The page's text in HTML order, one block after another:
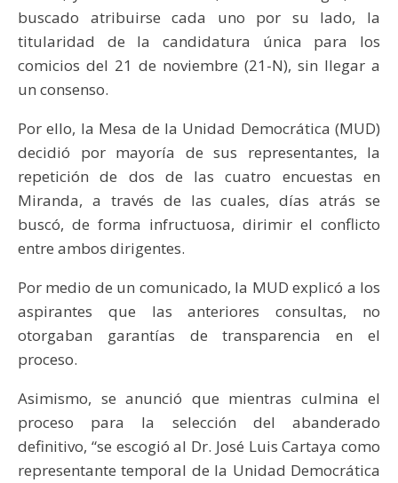
buscado atribuirse cada uno por su lado, la
titularidad de la candidatura única para los
comicios del 21 de noviembre (21-N), sin llegar a
un consenso.
Por ello, la Mesa de la Unidad Democrática (MUD)
decidió por mayoría de sus representantes, la
repetición de dos de las cuatro encuestas en
Miranda, a través de las cuales, días atrás se
buscó, de forma infructuosa, dirimir el conflicto
entre ambos dirigentes.
Por medio de un comunicado, la MUD explicó a los
aspirantes que las anteriores consultas, no
otorgaban garantías de transparencia en el
proceso.
Asimismo, se anunció que mientras culmina el
proceso para la selección del abanderado
definitivo, “se escogió al Dr. José Luis Cartaya como
representante temporal de la Unidad Democrática